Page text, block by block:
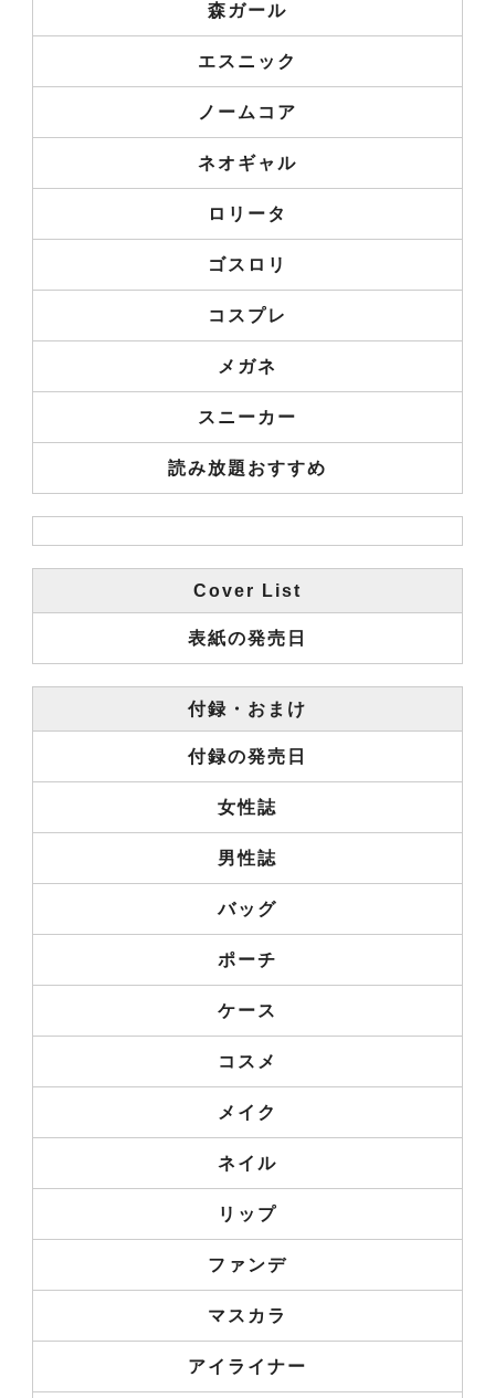
森ガール
エスニック
ノームコア
ネオギャル
ロリータ
ゴスロリ
コスプレ
メガネ
スニーカー
読み放題おすすめ
Cover List
表紙の発売日
付録・おまけ
付録の発売日
女性誌
男性誌
バッグ
ポーチ
ケース
コスメ
メイク
ネイル
リップ
ファンデ
マスカラ
アイライナー